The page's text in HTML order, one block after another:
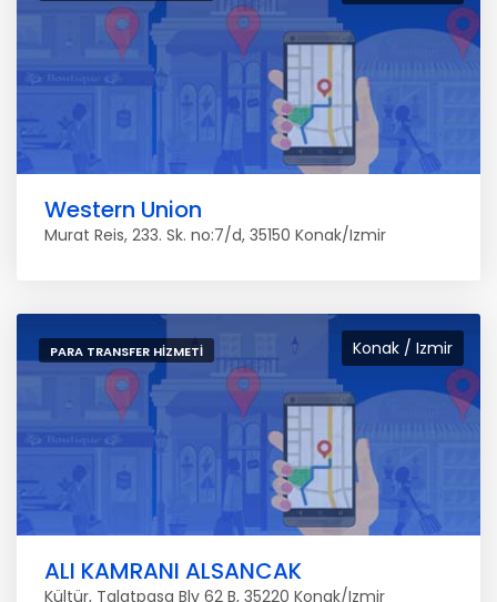
Western Union
Murat Reis, 233. Sk. no:7/d, 35150 Konak/Izmir
Konak / Izmir
PARA TRANSFER HIZMETI
ALI KAMRANI ALSANCAK
Kültür, Talatpasa Blv 62 B, 35220 Konak/Izmir